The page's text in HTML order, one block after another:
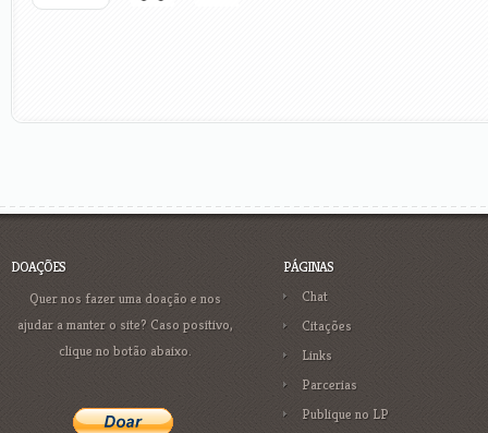
DOAÇÕES
Quer nos fazer uma doação e nos
ajudar a manter o site? Caso positivo,
clique no botão abaixo.
PÁGINAS
Chat
Citações
Links
Parcerias
Publique no LP